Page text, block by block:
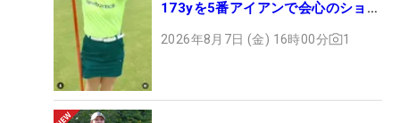
173yを5番アイアンで会心のショッ
2026年8月7日 (金) 16時00分 1